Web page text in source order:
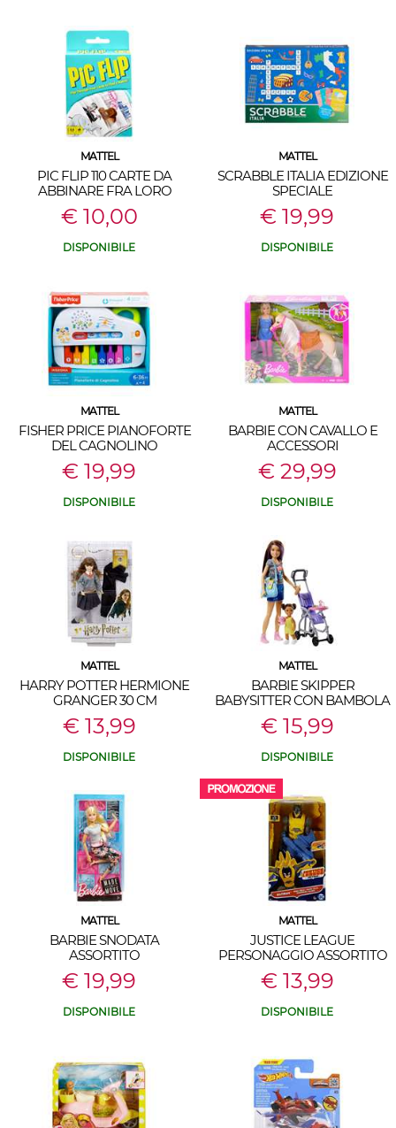
MATTEL
PIC FLIP 110 CARTE DA
ABBINARE FRA LORO
€ 10,00
DISPONIBILE
MATTEL
SCRABBLE ITALIA EDIZIONE
SPECIALE
€ 19,99
DISPONIBILE
MATTEL
FISHER PRICE PIANOFORTE
DEL CAGNOLINO
€ 19,99
DISPONIBILE
MATTEL
BARBIE CON CAVALLO E
ACCESSORI
€ 29,99
DISPONIBILE
MATTEL
HARRY POTTER HERMIONE
GRANGER 30 CM
€ 13,99
DISPONIBILE
MATTEL
BARBIE SKIPPER
BABYSITTER CON BAMBOLA
BEBE' E PASSEGGINO
€ 15,99
DISPONIBILE
MATTEL
BARBIE SNODATA
ASSORTITO
€ 19,99
DISPONIBILE
MATTEL
JUSTICE LEAGUE
PERSONAGGIO ASSORTITO
€ 13,99
DISPONIBILE